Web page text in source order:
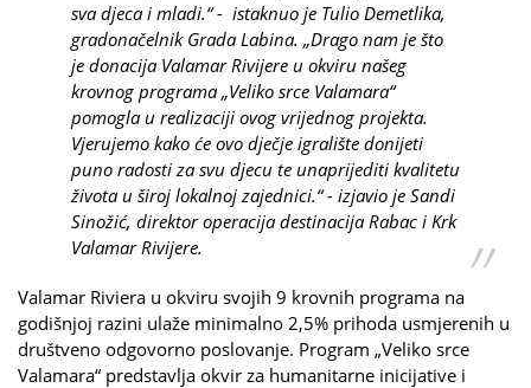
sva djeca i mladi.“ - istaknuo je Tulio Demetlika,
gradonačelnik Grada Labina. „Drago nam je što
je donacija Valamar Rivijere u okviru našeg
krovnog programa „Veliko srce Valamara“
pomogla u realizaciji ovog vrijednog projekta.
Vjerujemo kako će ovo dječje igralište donijeti
puno radosti za svu djecu te unaprijediti kvalitetu
života u široj lokalnoj zajednici.“ - izjavio je Sandi
Sinožić, direktor operacija destinacija Rabac i Krk
Valamar Rivijere.
Valamar Riviera u okviru svojih 9 krovnih programa na
godišnjoj razini ulaže minimalno 2,5% prihoda usmjerenih u
društveno odgovorno poslovanje. Program „Veliko srce
Valamara“ predstavlja okvir za humanitarne inicijative i